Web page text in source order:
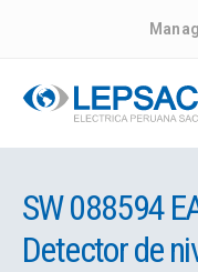
SW 088594
Detector de